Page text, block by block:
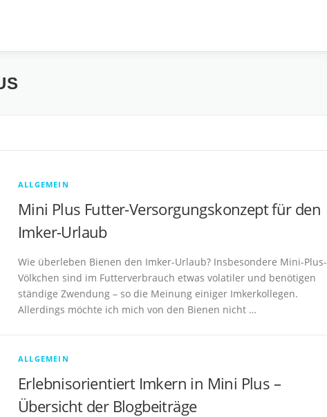
ALLGEMEIN
Mini Plus Futter-Versorgungskonzept für den
Imker-Urlaub
Wie überleben Bienen den Imker-Urlaub? Insbesondere Mini-Plus-
Völkchen sind im Futterverbrauch etwas volatiler und benötigen
ständige Zwendung – so die Meinung einiger Imkerkollegen.
Allerdings möchte ich mich von den Bienen nicht …
ALLGEMEIN
Erlebnisorientiert Imkern in Mini Plus –
Übersicht der Blogbeiträge